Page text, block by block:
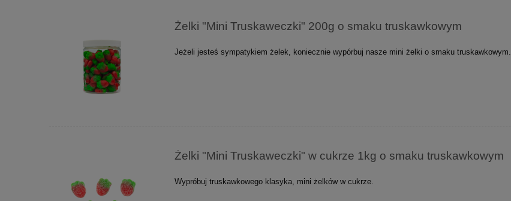
Żelki "Mini Truskaweczki" 200g o smaku truskawkowym
Jeżeli jesteś sympatykiem żelek, koniecznie wypórbuj nasze mini żelki o smaku truskawkowym.
Żelki "Mini Truskaweczki" w cukrze 1kg o smaku truskawkowym
Wypróbuj truskawkowego klasyka, mini żelków w cukrze.